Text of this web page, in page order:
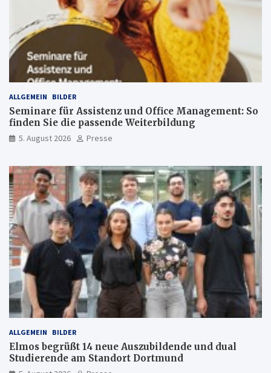
ALLGEMEIN BILDER
Seminare für Assistenz und Office Management: So
finden Sie die passende Weiterbildung
5. August 2026 Presse
ALLGEMEIN BILDER
Elmos begrüßt 14 neue Auszubildende und dual
Studierende am Standort Dortmund